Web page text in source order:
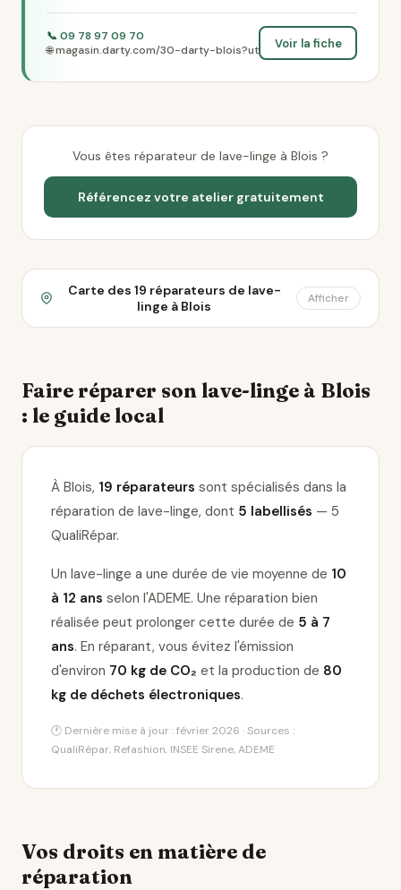
📞 09 78 97 09 70
🌐 magasin.darty.com/30-darty-blois?ut
Voir la fiche
Vous êtes réparateur de lave-linge à Blois ?
Référencez votre atelier gratuitement
Carte des 19 réparateurs de lave-
linge à Blois
Afficher
Faire réparer son lave-linge à Blois
: le guide local
À Blois, 19 réparateurs sont spécialisés dans la
réparation de lave-linge, dont 5 labellisés — 5
QualiRépar.
Un lave-linge a une durée de vie moyenne de 10
à 12 ans selon l'ADEME. Une réparation bien
réalisée peut prolonger cette durée de 5 à 7
ans. En réparant, vous évitez l'émission
d'environ 70 kg de CO₂ et la production de 80
kg de déchets électroniques.
🕐 Dernière mise à jour : février 2026 · Sources :
QualiRépar, Refashion, INSEE Sirene, ADEME
Vos droits en matière de
réparation